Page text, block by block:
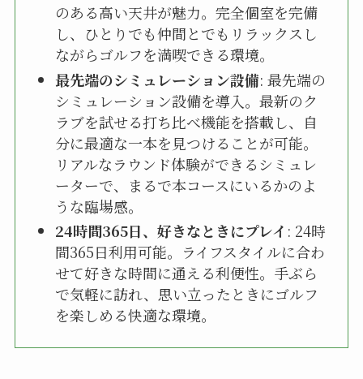
のある高い天井が魅力。完全個室を完備
し、ひとりでも仲間とでもリラックスし
ながらゴルフを満喫できる環境。
最先端のシミュレーション設備: 最先端の
シミュレーション設備を導入。最新のク
ラブを試せる打ち比べ機能を搭載し、自
分に最適な一本を見つけることが可能。
リアルなラウンド体験ができるシミュレ
ーターで、まるで本コースにいるかのよ
うな臨場感。
24時間365日、好きなときにプレイ : 24時
間365日利用可能。ライフスタイルに合わ
せて好きな時間に通える利便性。手ぶら
で気軽に訪れ、思い立ったときにゴルフ
を楽しめる快適な環境。